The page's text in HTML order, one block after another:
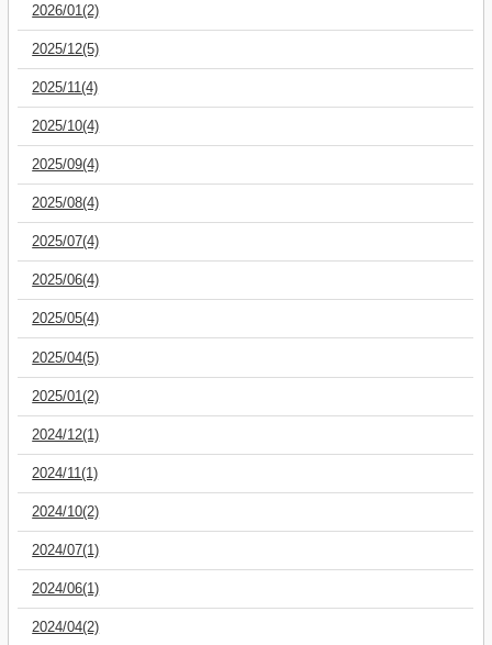
2026/01(2)
2025/12(5)
2025/11(4)
2025/10(4)
2025/09(4)
2025/08(4)
2025/07(4)
2025/06(4)
2025/05(4)
2025/04(5)
2025/01(2)
2024/12(1)
2024/11(1)
2024/10(2)
2024/07(1)
2024/06(1)
2024/04(2)